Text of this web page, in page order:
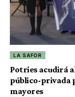
LA SAFOR
Potries acudirá
público-privada
mayores